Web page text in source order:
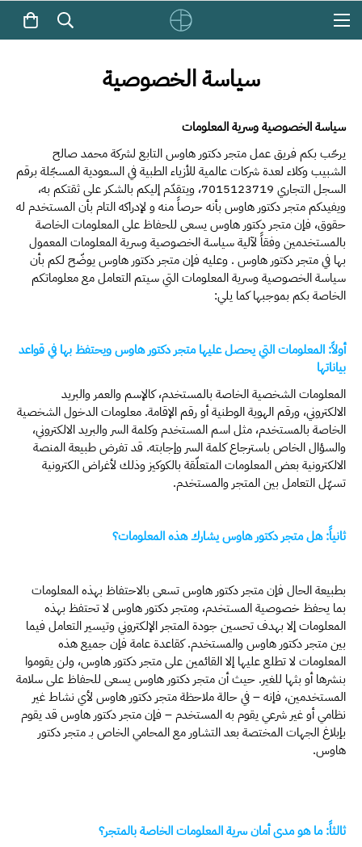
سياسة الخصوصية
سياسة الخصوصية وسرية المعلومات
يرحّب بكم فريق عمل متجر دكتور هاوس التابع لشركة محمد صالح
الشبيب وكلاء لعدة شركات عالمية للأزياء الطبية في السعودية المسجّلة برقم
السجل التجاري 7015123719
، ويتقدّم إليكم بالشكر على ثقتكم به،
ويفيدكم متجر دكتور هاوس بأنه حرصاً منه و لإدراكه التام بأن المستخدم له
حقوق، فإن متجر دكتور هاوس يسعى للحفاظ على المعلومات الخاصة
بالمستخدمين وفقاً لآلية سياسة الخصوصية وسرية المعلومات المعمول
بها في متجر دكتور هاوس . وعليه فإن متجر دكتور هاوس يوضّح لكم بأن
سياسة الخصوصية وسرية المعلومات التي سيتم التعامل مع معلوماتكم
الخاصة بكم بموجبها كما يلي:
أولاً: المعلومات التي يحصل عليها متجر دكتور هاوس ويحتفظ بها في قواعد
بياناتها
المعلومات الشخصية الخاصة بالمستخدم، كالإسم والعمر والبريد
الالكتروني، ورقم الهوية الوطنية أو رقم الإقامة. معلومات الدخول الشخصية
الخاصة بالمستخدم، مثل اسم المستخدم وكلمة السر والبريد الالكتروني،
والسؤال الخاص باسترجاع كلمة السر وإجابته. قد تفرض طبيعة المنصة
الالكترونية بعض المعلومات المتعلّقة بالكوكيز وذلك لأغراض الكترونية
تسهّل التعامل بين المتجر والمستخدم.
ثانياً: هل متجر دكتور هاوس يشارك هذه المعلومات؟
بطبيعة الحال فإن متجر دكتور هاوس تسعى بالاحتفاظ بهذه المعلومات
بما يحفظ خصوصية المستخدم، ومتجر دكتور هاوس لا تحتفظ بهذه
المعلومات إلا بهدف تحسين جودة المتجر الإلكتروني وتيسير التعامل فيما
بين متجر دكتور هاوس والمستخدم.كقاعدة عامة فإن جميع هذه
المعلومات لا تطلع عليها إلا القائمين على متجر دكتور هاوس، ولن يقوموا
بنشرها أو بثها للغير. حيث أن متجر دكتور هاوس يسعى للحفاظ على سلامة
المستخدمين، فإنه – في حالة ملاحظة متجر دكتور هاوس لأي نشاط غير
نظامي أو غير شرعي يقوم به المستخدم – فإن متجر دكتور هاوس قد يقوم
بإبلاغ الجهات المختصة بعد التشاور مع المحامي الخاص بـ متجر دكتور
هاوس.
ثالثاً: ما هو مدى أمان سرية المعلومات الخاصة بالمتجر؟